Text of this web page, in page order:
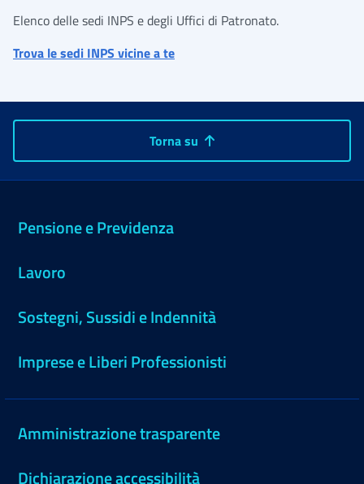
Elenco delle sedi INPS e degli Uffici di Patronato.
Trova le sedi INPS vicine a te
Torna su
Pensione e Previdenza
Lavoro
Sostegni, Sussidi e Indennità
Imprese e Liberi Professionisti
Amministrazione trasparente
Dichiarazione accessibilità